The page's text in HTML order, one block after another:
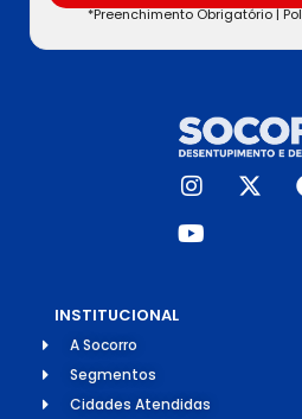
*Preenchimento Obrigatório |
INSTITUCIONAL
A Socorro
Segmentos
Cidades Atendidas